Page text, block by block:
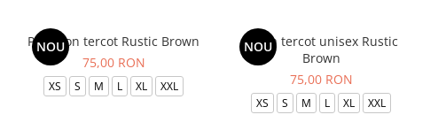
NOU
Pantalon tercot Rustic Brown
75,00 RON
XS S M L XL XXL
NOU
Bluza tercot unisex Rustic
Brown
75,00 RON
XS S M L XL XXL